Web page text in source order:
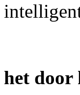
het door